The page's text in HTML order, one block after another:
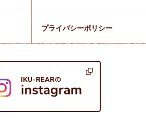
プライバシーポリシー